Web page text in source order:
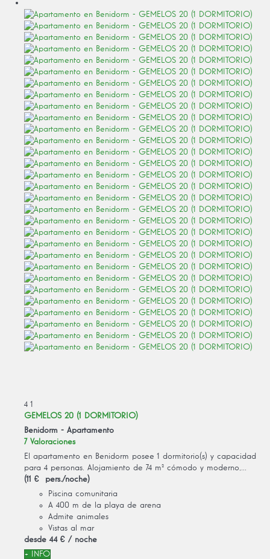
4 1
GEMELOS 20 (1 DORMITORIO)
Benidorm - Apartamento
7 Valoraciones
El apartamento en Benidorm posee 1 dormitorio(s) y capacidad
para 4 personas. Alojamiento de 74 m² cómodo y moderno,...
(11 € pers./noche)
Piscina comunitaria
A 400 m de la playa de arena
Admite animales
Vistas al mar
desde 44 € / noche
+ INFO